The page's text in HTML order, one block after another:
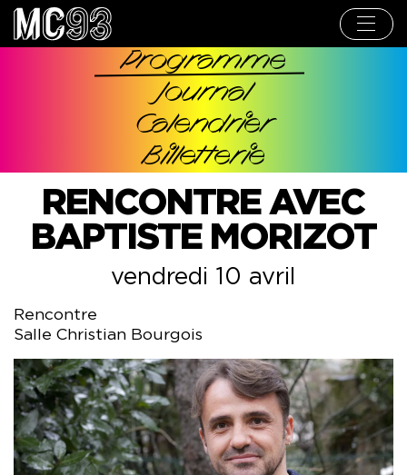
Aller
contenu
Navigation
Programme
Journal
Calendrier
Billetterie
Rencontre
RENCONTRE AVEC
BAPTISTE MORIZOT
vendredi 10 avril
Salle Christian Bourgois